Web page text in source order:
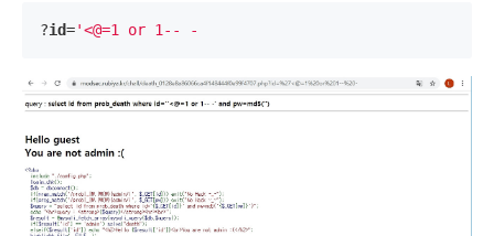
?id='<@=1 or 1-- -